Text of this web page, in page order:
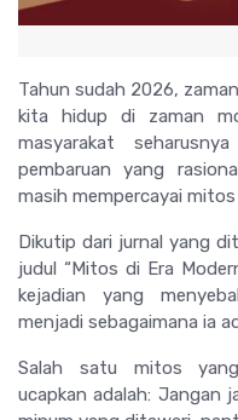
Tahun sudah 2026,
kita hidup di zaman
masyarakat
pembaruan yang
masih mempercayai
Dikutip dari jurnal yang
judul “Mitos di Era
kejadian yang
menjadi sebagaimana ia
Salah satu mitos
ucapkan adalah: Jangan